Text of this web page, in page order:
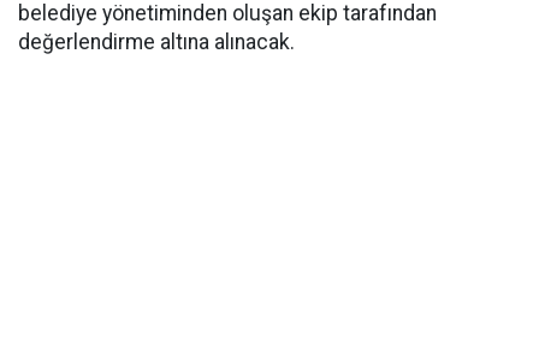
belediye yönetiminden oluşan ekip tarafından
değerlendirme altına alınacak.